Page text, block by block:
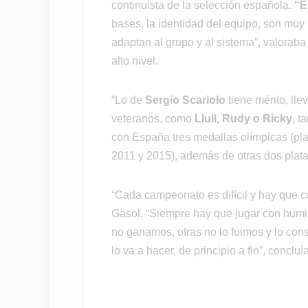
continuista de la selección española.
bases, la identidad del equipo, son
adaptan al grupo y al sistema”,
alto nivel.
“Lo de Sergio Scariolo tiene mérito,
veteranos, como Llull, Rudy o Ricky,
con España tres medallas olímpicas
2011 y 2015), además de otras dos
“Cada campeonato es difícil y hay que
Gasol. “Siempre hay que jugar con
no ganamos, otras no lo fuimos y lo
lo va a hacer, de principio a fin”,